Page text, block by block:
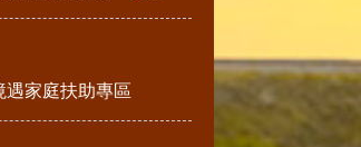
遇家庭扶助專區